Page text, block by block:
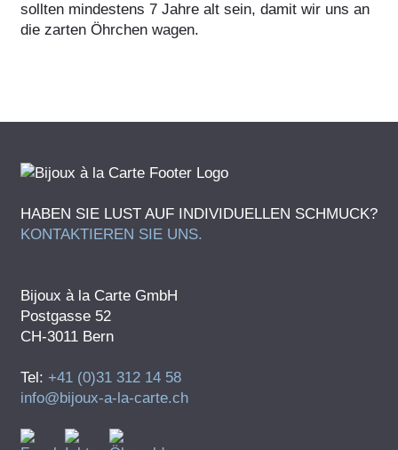
sollten mindestens 7 Jahre alt sein, damit wir uns an
die zarten Öhrchen wagen.
HABEN SIE LUST AUF INDIVIDUELLEN SCHMUCK?
KONTAKTIEREN SIE UNS.
Bijoux à la Carte GmbH
Postgasse 52
CH-3011 Bern
Tel: +41 (0)31 312 14 58
info@bijoux-a-la-carte.ch